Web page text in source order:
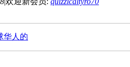
华人的